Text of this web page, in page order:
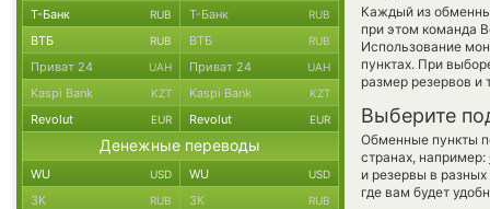
Каждый из
при этом команда
Использование
пунктах. При
размер резервов и
Выберите
Обменные пункты
странах, например:
и резервы в
где вам будет
Т-Банк RUB Т-Банк RUB
ВТБ RUB ВТБ RUB
Приват 24 UAH Приват 24 UAH
Kaspi Bank KZT Kaspi Bank KZT
Revolut EUR Revolut EUR
Денежные переводы
WU USD WU USD
ЗК RUB ЗК RUB